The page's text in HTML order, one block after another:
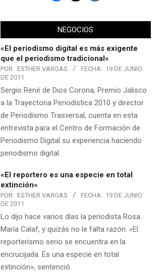
NEGOCIOS
«El periodismo digital es más exigente
que el periodismo tradicional»
POR: ESTHER VARGAS FECHA: 19 DE JUNIO
DE 2011
Sergio René de Dios Corona, Premio Jalisco
a la Trayectoria Periodística 2010 y director
de Periodismo Trasversal, cuenta en esta
entrevista para el Centro de Formación de
Periodismo Digital su experiencia haciendo
periodismo digital.
«El reportero es una especie en total
extinción»
POR: ESTHER VARGAS FECHA: 19 DE JUNIO
DE 2011
Lo dijo hace varios días la periodista Rosa
María Calaf, y quizás no le falta razón. «El
reporterismo serio se encuentra en la
encrucijada. Es una especie en total
extinción», sentenció.